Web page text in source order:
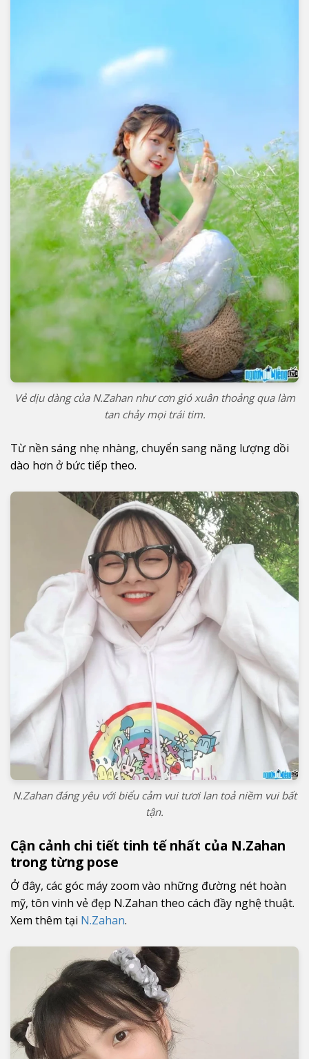
Vẻ dịu dàng của N.Zahan như cơn gió xuân thoảng qua làm
tan chảy mọi trái tim.
Từ nền sáng nhẹ nhàng, chuyển sang năng lượng dồi
dào hơn ở bức tiếp theo.
N.Zahan đáng yêu với biểu cảm vui tươi lan toả niềm vui bất
tận.
Cận cảnh chi tiết tinh tế nhất của N.Zahan
trong từng pose
Ở đây, các góc máy zoom vào những đường nét hoàn
mỹ, tôn vinh vẻ đẹp N.Zahan theo cách đầy nghệ thuật.
Xem thêm tại N.Zahan.